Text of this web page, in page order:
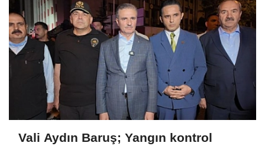
Vali Aydın Baruş; Yangın kontrol